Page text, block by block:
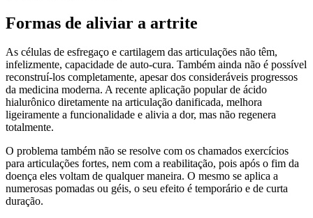
Formas de aliviar a artrite
As células de esfregaço e cartilagem das articulações não têm,
infelizmente, capacidade de auto-cura. Também ainda não é possível
reconstruí-los completamente, apesar dos consideráveis progressos
da medicina moderna. A recente aplicação popular de ácido
hialurônico diretamente na articulação danificada, melhora
ligeiramente a funcionalidade e alivia a dor, mas não regenera
totalmente.
O problema também não se resolve com os chamados exercícios
para articulações fortes, nem com a reabilitação, pois após o fim da
doença eles voltam de qualquer maneira. O mesmo se aplica a
numerosas pomadas ou géis, o seu efeito é temporário e de curta
duração.